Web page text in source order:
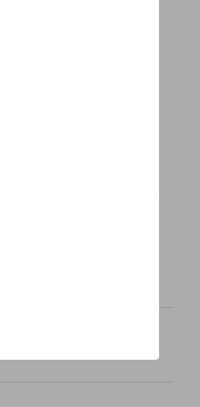
sont des prix recommandés
Pour connaitre le prix
de montage, veuillez
Les prix recommandés
préavis.